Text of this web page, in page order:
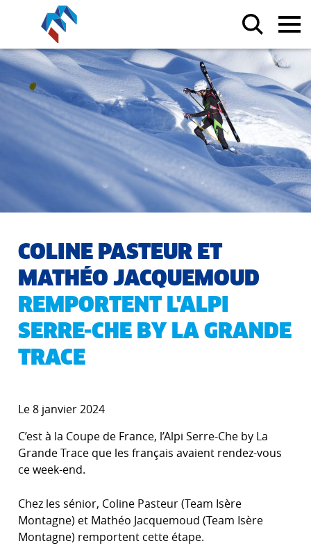
COLINE PASTEUR ET
MATHÉO JACQUEMOUD
REMPORTENT L'ALPI
SERRE-CHE BY LA GRANDE
TRACE
Le 8 janvier 2024
C’est à la Coupe de France, l’Alpi Serre-Che by La
Grande Trace que les français avaient rendez-vous
ce week-end.
Chez les sénior, Coline Pasteur (Team Isère
Montagne) et Mathéo Jacquemoud (Team Isère
Montagne) remportent cette étape.